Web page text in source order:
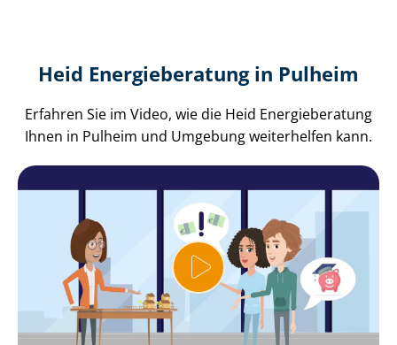
Heid Energieberatung in Pulheim
Erfahren Sie im Video, wie die Heid Energieberatung
Ihnen in Pulheim und Umgebung weiterhelfen kann.